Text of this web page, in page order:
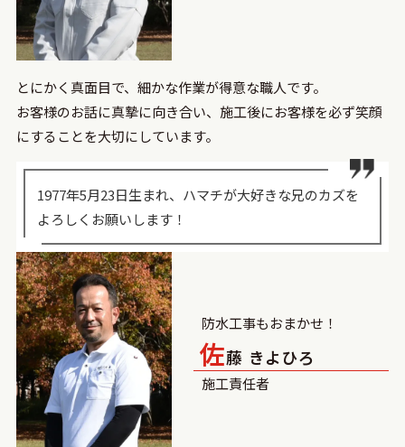
とにかく真面目で、細かな作業が得意な職人です。
お客様のお話に真摯に向き合い、施工後にお客様を必ず笑顔
にすることを大切にしています。
1977年5月23日生まれ、ハマチが大好きな兄のカズを
よろしくお願いします！
防水工事もおまかせ！
佐藤 きよひろ
施⼯責任者